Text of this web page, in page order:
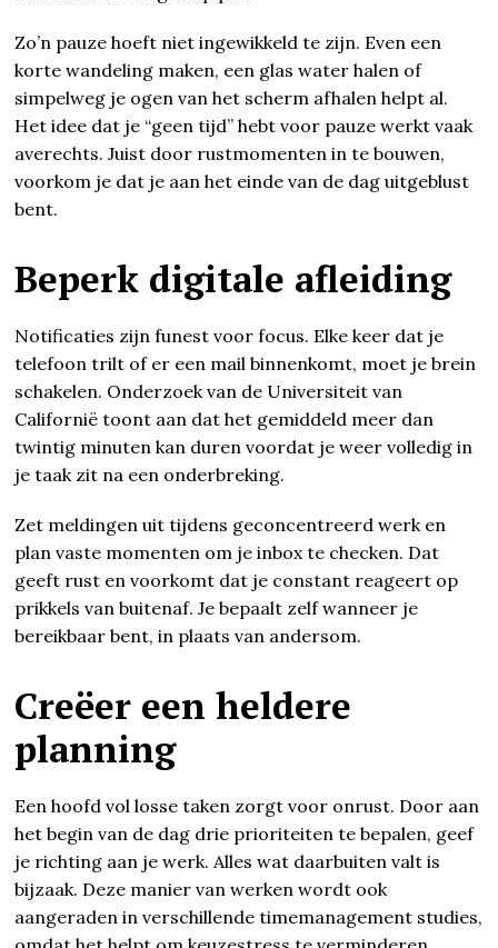
Zo’n pauze hoeft niet ingewikkeld te zijn. Even een
korte wandeling maken, een glas water halen of
simpelweg je ogen van het scherm afhalen helpt al.
Het idee dat je “geen tijd” hebt voor pauze werkt vaak
averechts. Juist door rustmomenten in te bouwen,
voorkom je dat je aan het einde van de dag uitgeblust
bent.
Beperk digitale afleiding
Notificaties zijn funest voor focus. Elke keer dat je
telefoon trilt of er een mail binnenkomt, moet je brein
schakelen. Onderzoek van de Universiteit van
Californië toont aan dat het gemiddeld meer dan
twintig minuten kan duren voordat je weer volledig in
je taak zit na een onderbreking.
Zet meldingen uit tijdens geconcentreerd werk en
plan vaste momenten om je inbox te checken. Dat
geeft rust en voorkomt dat je constant reageert op
prikkels van buitenaf. Je bepaalt zelf wanneer je
bereikbaar bent, in plaats van andersom.
Creëer een heldere
planning
Een hoofd vol losse taken zorgt voor onrust. Door aan
het begin van de dag drie prioriteiten te bepalen, geef
je richting aan je werk. Alles wat daarbuiten valt is
bijzaak. Deze manier van werken wordt ook
aangeraden in verschillende timemanagement studies,